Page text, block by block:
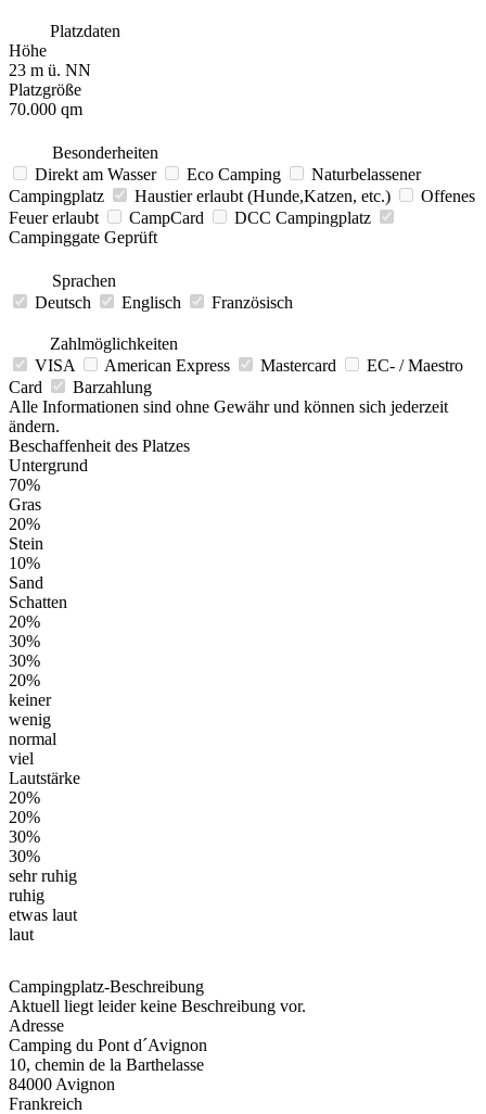
Platzdaten
Höhe
23 m ü. NN
Platzgröße
70.000 qm
Besonderheiten
Direkt am Wasser
Eco Camping
Naturbelassener
Campingplatz
Haustier erlaubt (Hunde,Katzen, etc.)
Offenes
Feuer erlaubt
CampCard
DCC Campingplatz
Campinggate Geprüft
Sprachen
Deutsch
Englisch Französisch
Zahlmöglichkeiten
VISA
American Express Mastercard
EC- / Maestro
Card
Barzahlung
Alle Informationen sind ohne Gewähr und können sich jederzeit
ändern.
Beschaffenheit des Platzes
Untergrund
70%
Gras
20%
Stein
10%
Sand
Schatten
20%
30%
30%
20%
keiner
wenig
normal
viel
Lautstärke
20%
20%
30%
30%
sehr ruhig
ruhig
etwas laut
laut
Campingplatz-Beschreibung
Aktuell liegt leider keine Beschreibung vor.
Adresse
Camping du Pont d´Avignon
10, chemin de la Barthelasse
84000 Avignon
Frankreich